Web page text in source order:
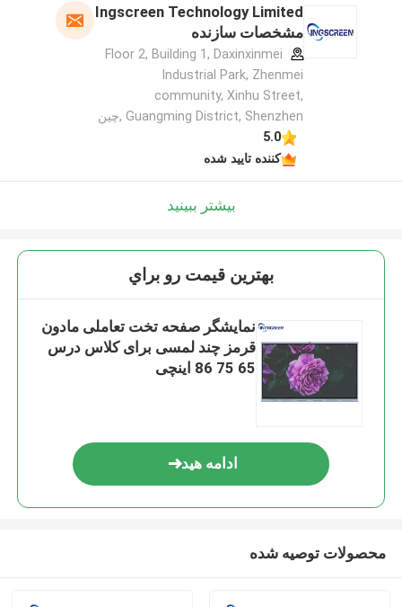
Ingscreen Technology Limited
مشخصات سازنده
Floor 2, Building 1, Daxinxinmei
Industrial Park, Zhenmei
community, Xinhu Street,
Guangming District, Shenzhen ,چین
5.0
کننده تایید شده
بیشتر ببینید
بهترين قيمت رو براي
نمایشگر صفحه تخت تعاملی مادون
قرمز چند لمسی برای کلاس درس
65 75 86 اینچی
ادامه هید
محصولات توصیه شده